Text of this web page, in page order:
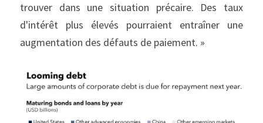
trouver dans une situation précaire. Des taux
d'intérêt plus élevés pourraient entraîner une
augmentation des défauts de paiement. »